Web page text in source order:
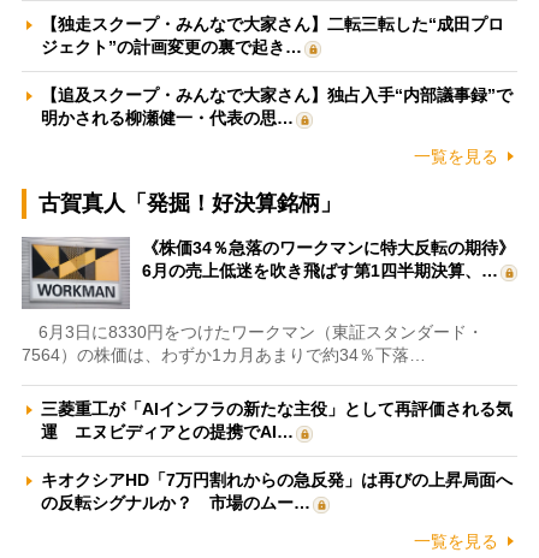
【独走スクープ・みんなで大家さん】二転三転した“成田プロ
ジェクト”の計画変更の裏で起き…
【追及スクープ・みんなで大家さん】独占入手“内部議事録”で
明かされる柳瀬健一・代表の思…
一覧を見る
古賀真人「発掘！好決算銘柄」
《株価34％急落のワークマンに特大反転の期待》
6月の売上低迷を吹き飛ばす第1四半期決算、…
6月3日に8330円をつけたワークマン（東証スタンダード・
7564）の株価は、わずか1カ月あまりで約34％下落…
三菱重工が「AIインフラの新たな主役」として再評価される気
運 エヌビディアとの提携でAI…
キオクシアHD「7万円割れからの急反発」は再びの上昇局面へ
の反転シグナルか？ 市場のムー…
一覧を見る